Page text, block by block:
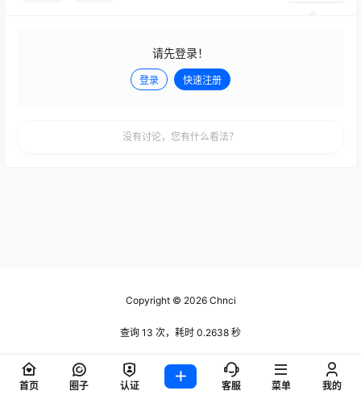
请先登录！
登录 快速注册
没有讨论，您有什么看法？
Copyright © 2026Chnci
查询 13 次，耗时 0.2638 秒
首页 圈子 认证 客服 菜单 我的